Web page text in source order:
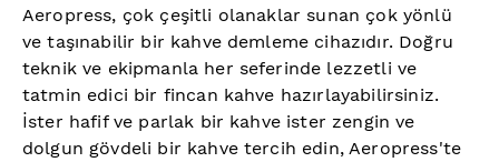
Aeropress, çok çeşitli olanaklar sunan çok yönlü
ve taşınabilir bir kahve demleme cihazıdır. Doğru
teknik ve ekipmanla her seferinde lezzetli ve
tatmin edici bir fincan kahve hazırlayabilirsiniz.
İster hafif ve parlak bir kahve ister zengin ve
dolgun gövdeli bir kahve tercih edin, Aeropress'te